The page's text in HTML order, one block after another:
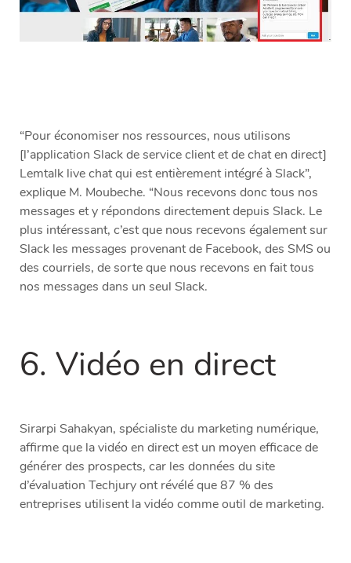
“Pour économiser nos ressources, nous utilisons
[l’application Slack de service client et de chat en direct]
Lemtalk live chat qui est entièrement intégré à Slack”,
explique M. Moubeche. “Nous recevons donc tous nos
messages et y répondons directement depuis Slack. Le
plus intéressant, c’est que nous recevons également sur
Slack les messages provenant de Facebook, des SMS ou
des courriels, de sorte que nous recevons en fait tous
nos messages dans un seul Slack.
6. Vidéo en direct
Sirarpi Sahakyan, spécialiste du marketing numérique,
affirme que la vidéo en direct est un moyen efficace de
générer des prospects, car les données du site
d’évaluation Techjury ont révélé que 87 % des
entreprises utilisent la vidéo comme outil de marketing.